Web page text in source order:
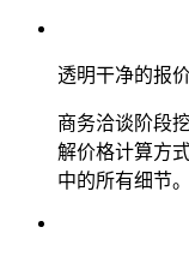
透明干净的报
商务洽谈阶段
解价格计算方
中的所有细节。